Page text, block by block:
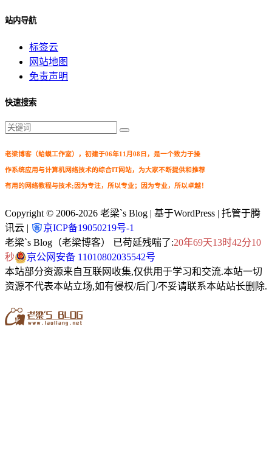
站内导航
标签云
网站地图
免责声明
快速搜索
老梁博客（蛤蟆工作室），初建于06年11月08日，是一个致力于操
作系统应用与计算机网络技术的综合IT网站，为大家不断提供和推荐
有用的网络教程与技术;因为专注，所以专业；因为专业，所以卓越！
Copyright © 2006-2026 老梁`s Blog | 基于WordPress | 托管于腾
讯云 |
京ICP备19050219号-1
老梁`s Blog（老梁博客） 已苟延残喘了:20年69天13时42分12
秒
京公网安备 11010802035542号
本站部分资源来自互联网收集,仅供用于学习和交流.本站一切
资源不代表本站立场,如有侵权/后门/不妥请联系本站站长删除.